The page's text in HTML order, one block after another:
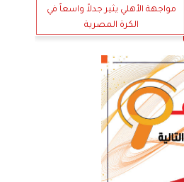
مواجهة الأهلي يثير جدلاً واسعاً في
الكرة المصرية